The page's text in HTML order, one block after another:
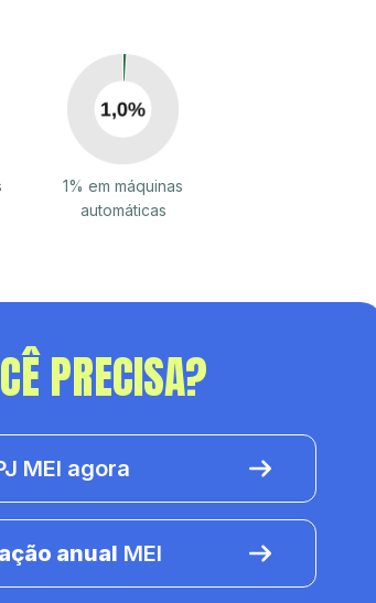
1% em máquinas
automáticas
PRECISA?
MEI agora
anual MEI